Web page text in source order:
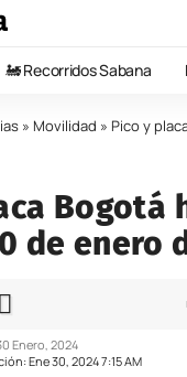
🚂 Recorridos Sabana
» Movilidad » Pico y placa Bogotá
Bogotá
de enero
Ene 30, 2024 7:15 AM
Enero, 2024